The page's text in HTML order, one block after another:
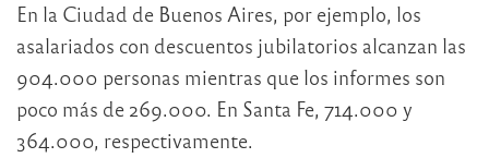
En la Ciudad de Buenos Aires, por ejemplo, los
asalariados con descuentos jubilatorios alcanzan las
904.000 personas mientras que los informes son
poco más de 269.000. En Santa Fe, 714.000 y
364.000, respectivamente.